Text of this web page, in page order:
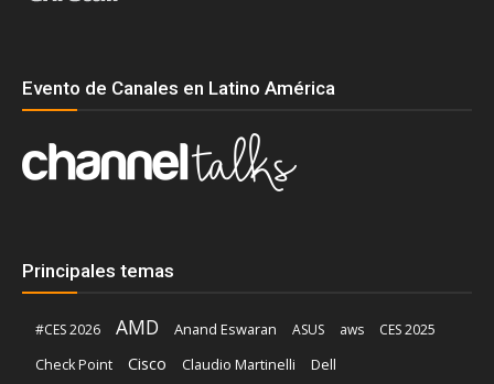
Evento de Canales en Latino América
Principales temas
#CES 2026 AMD Anand Eswaran ASUS aws
CES 2025
Check Point
Cisco Claudio Martinelli Dell